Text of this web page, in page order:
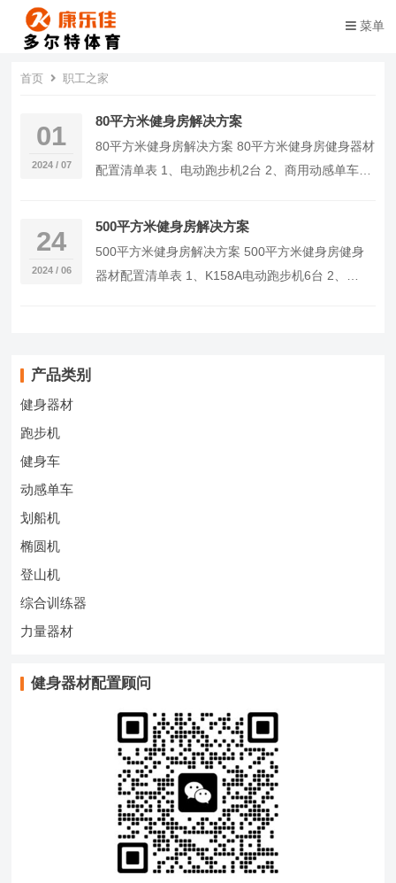
菜单
首页 职工之家
01
2024 / 07
80平方米健身房解决方案
80平方米健身房解决方案 80平方米健身房健身器材
配置清单表 1、电动跑步机2台 2、商用动感单车2
24
2024 / 06
500平方米健身房解决方案
500平方米健身房解决方案 500平方米健身房健身
器材配置清单表 1、K158A电动跑步机6台 2、
产品类别
健身器材
跑步机
健身车
动感单车
划船机
椭圆机
登山机
综合训练器
力量器材
健身器材配置顾问